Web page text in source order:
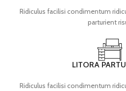
Ridiculus facilisi condimentum
parturient
LITORA
Ridiculus facilisi condimentum